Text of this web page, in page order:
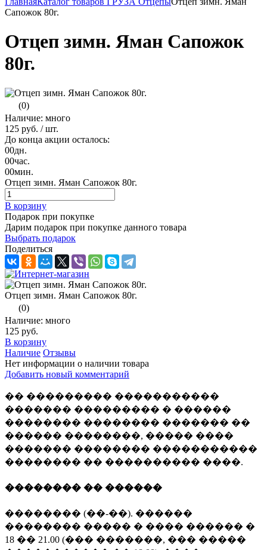
Сапожок 80г.
Отцеп зимн. Яман Сапожок
80г.
(0)
Наличие: много
125 руб. / шт.
До конца акции осталось:
00дн.
00час.
00мин.
Отцеп зимн. Яман Сапожок 80г.
В корзину
Подарок при покупке
Дарим подарок при покупке данного товара
Выбрать подарок
Поделиться
Отцеп зимн. Яман Сапожок 80г.
(0)
Наличие: много
125 руб.
В корзину
Наличие Отзывы
Нет информации о наличии товара
Добавить новый комментарий
�� ��������� �����������
������� ��������� � ������
�������� �������� ������� ��
������ ��������, ����� ����
������� �������� �����������
�������� �� ���������� ����.
�������� �� ������
�������� (��-��). ������
�������� ����� � ���� ������ �
18 �� 21.00 (��� �������, ��� �����